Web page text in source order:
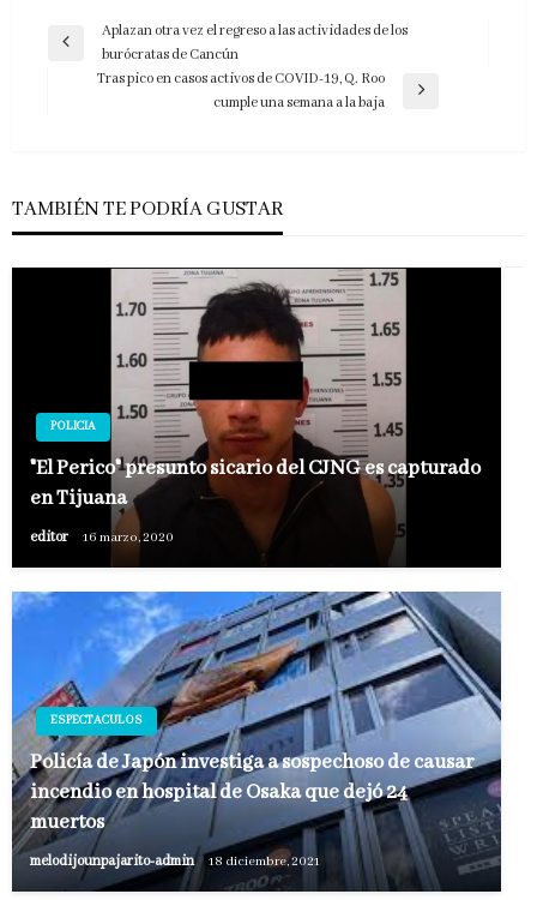
Navegación
anterior
Aplazan otra vez el regreso a las actividades de los
burócratas de Cancún
Tras pico en casos activos de COVID-19, Q. Roo
cumple una semana a la baja
TAMBIÉN TE PODRÍA GUSTAR
POLICIA
"El Perico" presunto sicario del CJNG es capturado
en Tijuana
editor 16 marzo, 2020
ESPECTACULOS
Policía de Japón investiga a sospechoso de causar
incendio en hospital de Osaka que dejó 24
muertos
melodijounpajarito-admin 18 diciembre, 2021